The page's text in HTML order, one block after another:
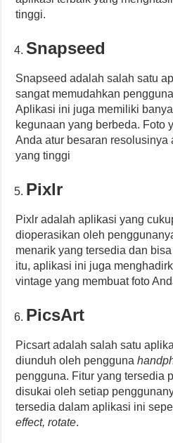
tinggi.
Snapseed
Snapseed adalah salah satu
sangat memudahkan
Aplikasi ini juga memiliki
kegunaan yang berbeda. Foto
Anda atur besaran resolusinya
yang tinggi
Pixlr
Pixlr adalah aplikasi yang
dioperasikan oleh
menarik yang tersedia dan
itu, aplikasi ini juga
vintage yang membuat foto
PicsArt
Picsart adalah salah satu
diunduh oleh pengguna
pengguna. Fitur yang tersedia
disukai oleh setiap
tersedia dalam aplikasi ini
effect, rotate.